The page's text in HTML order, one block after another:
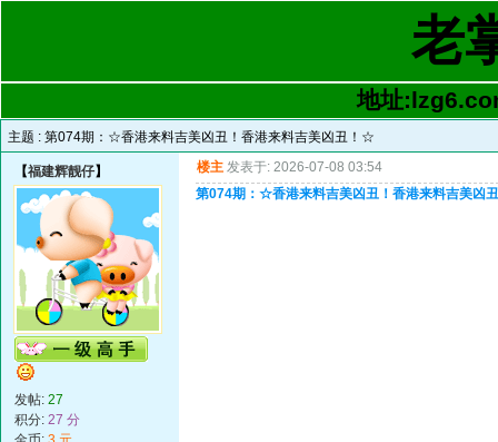
老
地址
主题 : 第074期：☆香港来料吉美凶丑！香港来料吉美凶丑！☆
【福建辉靓仔】
发帖: 27
积分: 27 分
楼主 发表于: 2026-07-08 03:54
第074期：☆香港来料吉美凶丑！香港来料吉美凶